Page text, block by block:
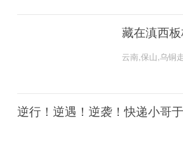
藏在滇西
云南,保山,乌铜
逆行！逆遇！逆袭！快递小哥